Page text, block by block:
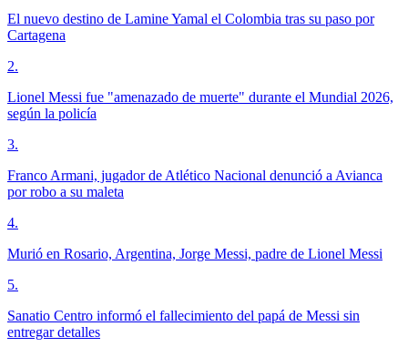
El nuevo destino de Lamine Yamal el Colombia tras su paso por
Cartagena
2.
Lionel Messi fue "amenazado de muerte" durante el Mundial 2026,
según la policía
3.
Franco Armani, jugador de Atlético Nacional denunció a Avianca
por robo a su maleta
4.
Murió en Rosario, Argentina, Jorge Messi, padre de Lionel Messi
5.
Sanatio Centro informó el fallecimiento del papá de Messi sin
entregar detalles